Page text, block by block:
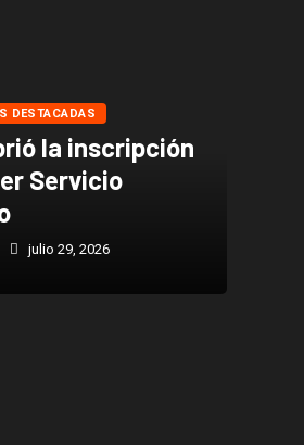
DESTACADAS
la inscripción
Servicio
julio 29, 2026